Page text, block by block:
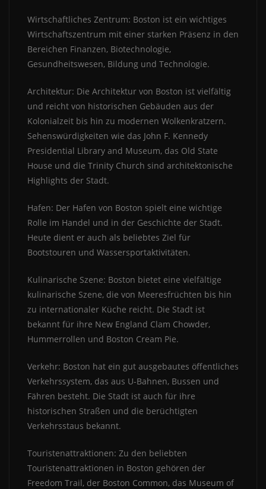
Wirtschaftliches Zentrum: Boston ist ein wichtiges
Wirtschaftszentrum mit einer starken Präsenz in den
Bereichen Finanzen, Biotechnologie,
Gesundheitswesen, Bildung und Technologie.
Architektur: Die Architektur von Boston ist vielfältig
und reicht von historischen Gebäuden aus der
Kolonialzeit bis hin zu modernen Wolkenkratzern.
Sehenswürdigkeiten wie das John F. Kennedy
Presidential Library and Museum, das Old State
House und die Trinity Church sind architektonische
Highlights der Stadt.
Hafen: Der Hafen von Boston spielt eine wichtige
Rolle im Handel und in der Geschichte der Stadt.
Heute dient er auch als beliebtes Ziel für
Bootstouren und Wassersportaktivitäten.
Kulinarische Szene: Boston bietet eine vielfältige
kulinarische Szene, die von Meeresfrüchten bis hin
zu internationaler Küche reicht. Die Stadt ist
bekannt für ihre New England Clam Chowder,
Hummerrollen und Boston Cream Pie.
Verkehr: Boston hat ein gut ausgebautes öffentliches
Verkehrssystem, das aus U-Bahnen, Bussen und
Fähren besteht. Die Stadt ist auch für ihre
historischen Straßen und die berüchtigten
Verkehrsstaus bekannt.
Touristenattraktionen: Zu den beliebten
Touristenattraktionen in Boston gehören der
Freedom Trail, der Boston Common, das Museum of